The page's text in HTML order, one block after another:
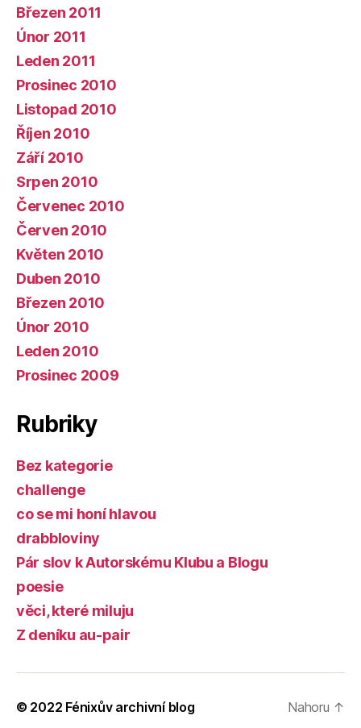
Březen 2011
Únor 2011
Leden 2011
Prosinec 2010
Listopad 2010
Říjen 2010
Září 2010
Srpen 2010
Červenec 2010
Červen 2010
Květen 2010
Duben 2010
Březen 2010
Únor 2010
Leden 2010
Prosinec 2009
Rubriky
Bez kategorie
challenge
co se mi honí hlavou
drabbloviny
Pár slov k Autorskému Klubu a Blogu
poesie
věci, které miluju
Z deníku au-pair
© 2022 Fénixův archivní blog Nahoru ↑